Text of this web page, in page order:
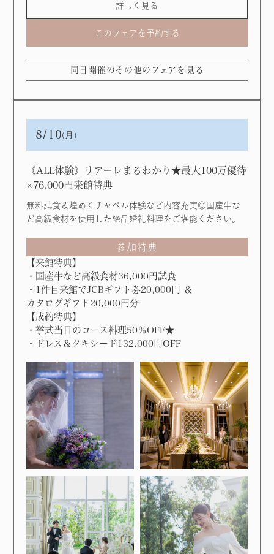
詳しく見る
このフェアを予約する
同日開催のその他のフェアを見る
8/10(月)
《ALL体験》リアーレまるわかり★最大100万優待
×76,000円来館特典
無料試食＆煌めくチャペル体験など内容充実◎国産牛な
ど高級食材を使用した絶品婚礼料理をご堪能ください。
参加特典
【来館特典】
・国産牛など高級食材36,000円試食
・1件目来館でJCBギフト券20,000円 ＆
カタログギフト20,000円分
【成約特典】
・挙式当日のコース料理50％OFF★
・ドレス＆タキシード132,000円OFF